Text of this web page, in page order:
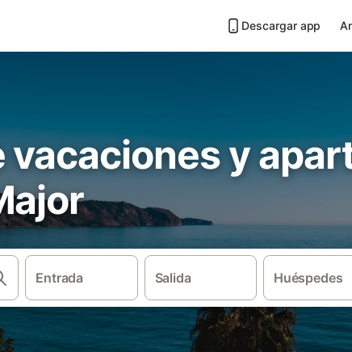
Descargar app
vacaciones y
Entrada Salida Huéspedes